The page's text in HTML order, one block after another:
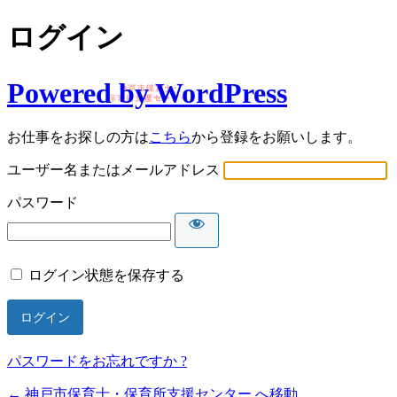
ログイン
Powered by WordPress
お仕事をお探しの方はこちらから登録をお願いします。
ユーザー名またはメールアドレス
パスワード
ログイン状態を保存する
パスワードをお忘れですか ?